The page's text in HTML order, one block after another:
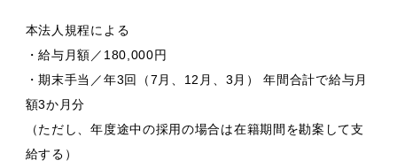
本法人規程による
・給与月額／180,000円
・期末手当／年3回（7月、12月、3月） 年間合計で給与月
額3か月分
（ただし、年度途中の採用の場合は在籍期間を勘案して支
給する）